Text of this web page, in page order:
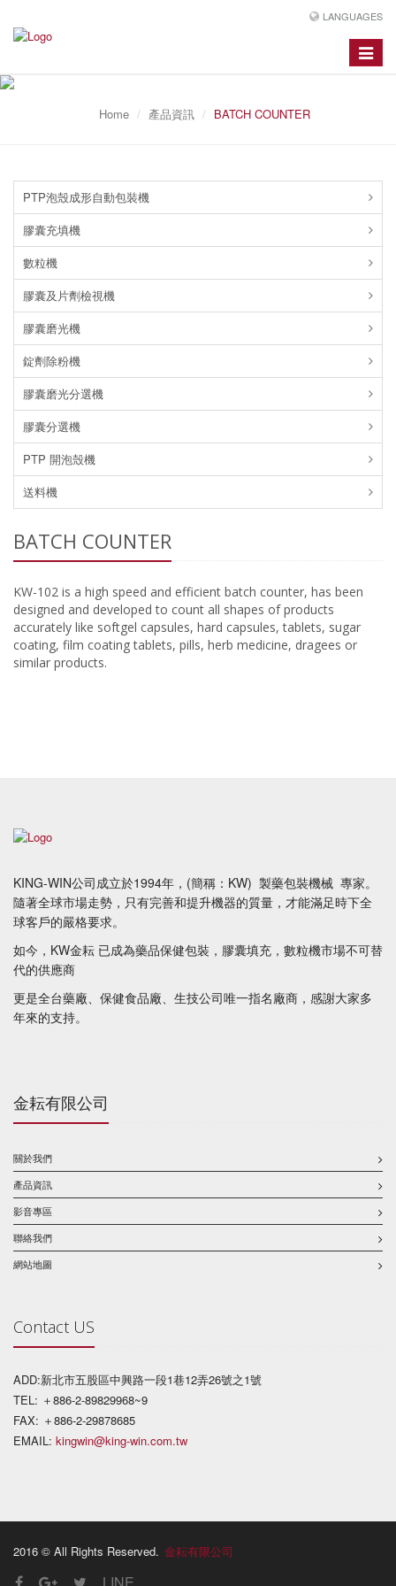
LANGUAGES
Toggle
Home 產品資訊 BATCH COUNTER
PTP泡殼成形自動包裝機
膠囊充填機
數粒機
膠囊及片劑檢視機
膠囊磨光機
錠劑除粉機
膠囊磨光分選機
膠囊分選機
PTP 開泡殼機
送料機
BATCH COUNTER
KW-102 is a high speed and efficient batch counter, has been
designed and developed to count all shapes of products
accurately like softgel capsules, hard capsules, tablets, sugar
coating, film coating tablets, pills, herb medicine, dragees or
similar products.
KING-WIN公司成立於1994年，(簡稱：KW) 製藥包裝機械 專家。
​隨著全球市場走勢，只有完善和提升機器的質量，才能滿足時下全
球客戶的嚴格要求。
如今，KW金耘 已成為藥品保健包裝，膠囊填充，數粒機市場不可替
代的供應商
更是全台藥廠、保健食品廠、生技公司唯一指名廠商，感謝大家多
年來的支持。
金耘有限公司
關於我們
產品資訊
影音專區
聯絡我們
網站地圖
Contact US
ADD:新北市五股區中興路一段1巷12弄26號之1號
TEL: ＋886-2-89829968~9
FAX: ＋886-2-29878685
EMAIL: kingwin@king-win.com.tw
2016 © All Rights Reserved. 金耘有限公司